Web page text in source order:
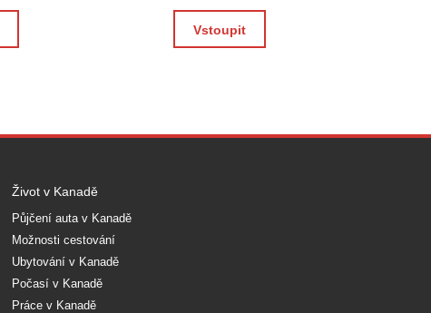
Vstoupit
Život v Kanadě
Půjčení auta v Kanadě
Možnosti cestování
Ubytování v Kanadě
Počasí v Kanadě
Práce v Kanadě